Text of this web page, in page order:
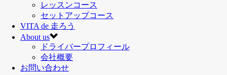
レッスンコース
セットアップコース
VITA de 走ろう
About us
ドライバープロフィール
会社概要
お問い合わせ